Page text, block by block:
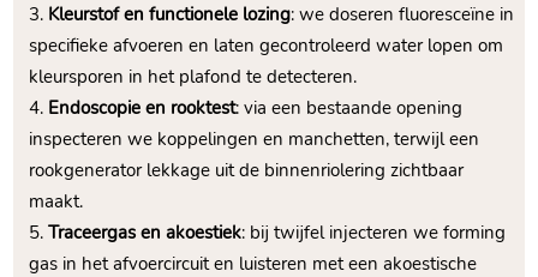
Kleurstof en functionele lozing: we doseren fluoresceïne in
specifieke afvoeren en laten gecontroleerd water lopen om
kleursporen in het plafond te detecteren.​
Endoscopie en rooktest: via een bestaande opening
inspecteren we koppelingen en manchetten, terwijl een
rookgenerator lekkage uit de binnenriolering zichtbaar
maakt.​
Traceergas en akoestiek: bij twijfel injecteren we forming
gas in het afvoercircuit en luisteren met een akoestische